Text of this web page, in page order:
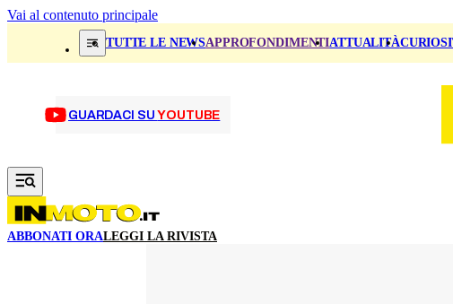
Vai al contenuto principale
TUTTE LE NEWSAPPROFONDIMENTIATTUALITÀ
GUARDACI SUYOUTUBE
ABBONATI ORALEGGI LA RIVISTA